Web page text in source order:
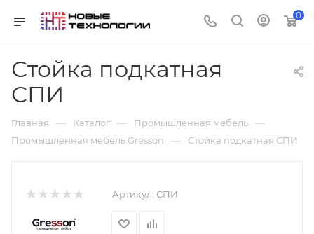
0
Стойка подкатная
СПИ
Главная — Каталог — Промышленная мебель —
Промышленная мебель Gresson — Стойка подкатная СПИ
Артикул: СПИ